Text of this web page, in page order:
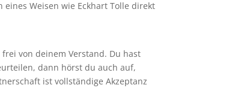
Weisen wie Eckhart Tolle direkt
von deinem Verstand. Du hast
dann hörst du auch auf,
ist vollständige Akzeptanz